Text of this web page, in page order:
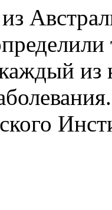
из